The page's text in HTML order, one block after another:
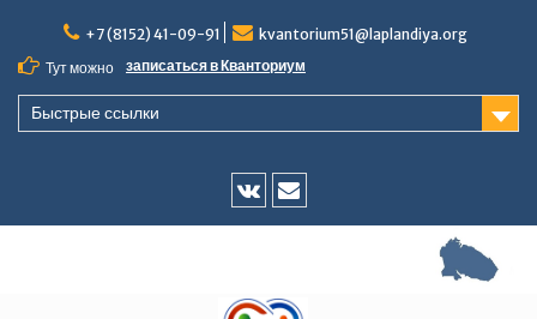
содержимому
+7 (8152) 41-09-91
kvantorium51@laplandiya.org
Тут можно
записаться в Кванториум
Быстрые ссылки
Vk
E-